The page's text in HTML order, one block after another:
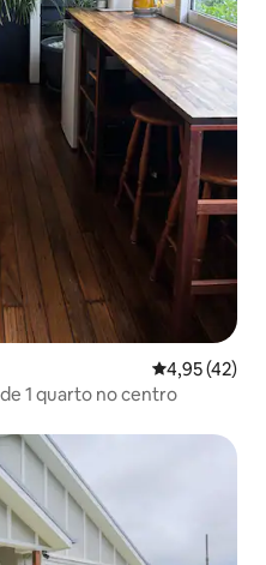
4,95 de uma
4,95 (42)
1 quarto no centro